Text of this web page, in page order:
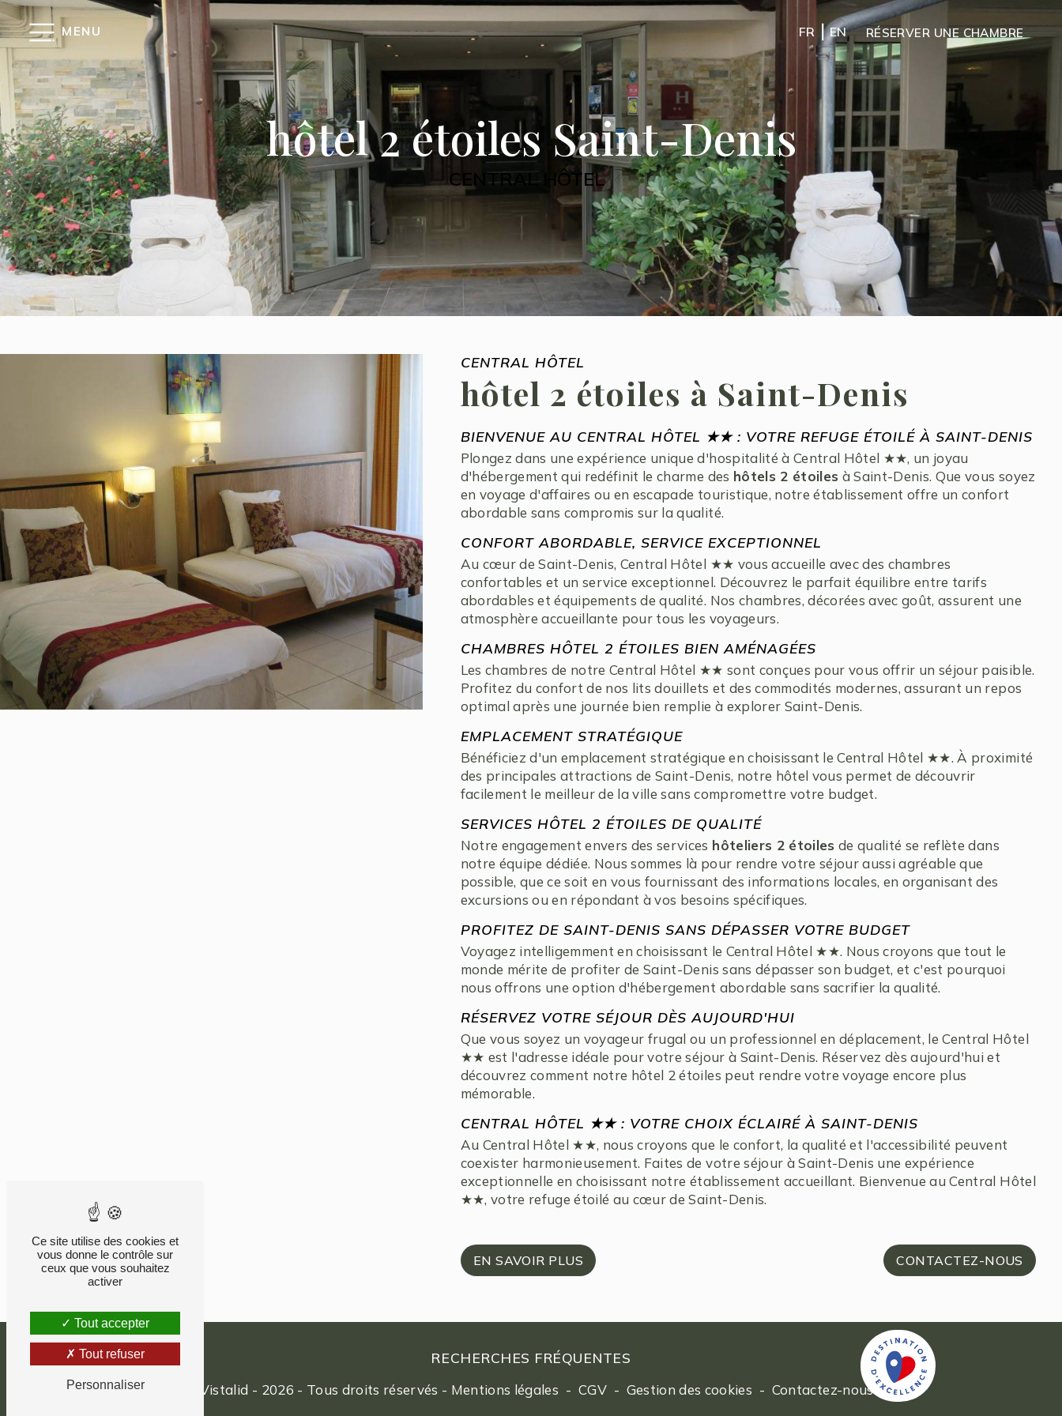
MENU FR | EN RÉSERVER UNE CHAMBRE
hôtel 2 étoiles Saint-Denis
CENTRAL HÔTEL
CENTRAL HÔTEL
hôtel 2 étoiles à Saint-Denis
BIENVENUE AU CENTRAL HÔTEL ★★ : VOTRE REFUGE ÉTOILÉ À SAINT-DENIS
Plongez dans une expérience unique d'hospitalité à Central Hôtel ★★, un joyau
d'hébergement qui redéfinit le charme des hôtels 2 étoiles à Saint-Denis. Que vous soyez
en voyage d'affaires ou en escapade touristique, notre établissement offre un confort
abordable sans compromis sur la qualité.
CONFORT ABORDABLE, SERVICE EXCEPTIONNEL
Au cœur de Saint-Denis, Central Hôtel ★★ vous accueille avec des chambres
confortables et un service exceptionnel. Découvrez le parfait équilibre entre tarifs
abordables et équipements de qualité. Nos chambres, décorées avec goût, assurent une
atmosphère accueillante pour tous les voyageurs.
CHAMBRES HÔTEL 2 ÉTOILES BIEN AMÉNAGÉES
Les chambres de notre Central Hôtel ★★ sont conçues pour vous offrir un séjour paisible.
Profitez du confort de nos lits douillets et des commodités modernes, assurant un repos
optimal après une journée bien remplie à explorer Saint-Denis.
EMPLACEMENT STRATÉGIQUE
Bénéficiez d'un emplacement stratégique en choisissant le Central Hôtel ★★. À proximité
des principales attractions de Saint-Denis, notre hôtel vous permet de découvrir
facilement le meilleur de la ville sans compromettre votre budget.
SERVICES HÔTEL 2 ÉTOILES DE QUALITÉ
Notre engagement envers des services hôteliers 2 étoiles de qualité se reflète dans
notre équipe dédiée. Nous sommes là pour rendre votre séjour aussi agréable que
possible, que ce soit en vous fournissant des informations locales, en organisant des
excursions ou en répondant à vos besoins spécifiques.
PROFITEZ DE SAINT-DENIS SANS DÉPASSER VOTRE BUDGET
Voyagez intelligemment en choisissant le Central Hôtel ★★. Nous croyons que tout le
monde mérite de profiter de Saint-Denis sans dépasser son budget, et c'est pourquoi
nous offrons une option d'hébergement abordable sans sacrifier la qualité.
RÉSERVEZ VOTRE SÉJOUR DÈS AUJOURD'HUI
Que vous soyez un voyageur frugal ou un professionnel en déplacement, le Central Hôtel
★★ est l'adresse idéale pour votre séjour à Saint-Denis. Réservez dès aujourd'hui et
découvrez comment notre hôtel 2 étoiles peut rendre votre voyage encore plus
mémorable.
CENTRAL HÔTEL ★★ : VOTRE CHOIX ÉCLAIRÉ À SAINT-DENIS
Au Central Hôtel ★★, nous croyons que le confort, la qualité et l'accessibilité peuvent
coexister harmonieusement. Faites de votre séjour à Saint-Denis une expérience
exceptionnelle en choisissant notre établissement accueillant. Bienvenue au Central Hôtel
★★, votre refuge étoilé au cœur de Saint-Denis.
EN SAVOIR PLUS CONTACTEZ-NOUS
RECHERCHES FRÉQUENTES
Vistalid - 2026 - Tous droits réservés - Mentions légales - CGV- Gestion des cookies - Contactez-nous
Panneau de gestion des cookies
Ce site utilise des cookies et
vous donne le contrôle sur
ceux que vous souhaitez
activer
Tout accepter
Tout refuser
Personnaliser